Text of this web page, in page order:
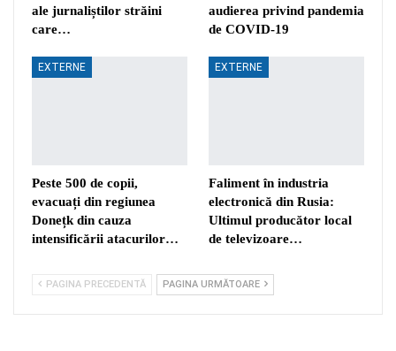
ale jurnaliștilor străini
care…
audierea privind pandemia
de COVID-19
EXTERNE
Peste 500 de copii,
evacuați din regiunea
Donețk din cauza
intensificării atacurilor…
EXTERNE
Faliment în industria
electronică din Rusia:
Ultimul producător local
de televizoare…
PAGINA PRECEDENTĂ PAGINA URMĂTOARE